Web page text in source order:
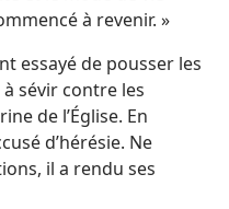
à revenir. »
essayé de pousser les
sévir contre les
de l’Église. En
d’hérésie. Ne
il a rendu ses